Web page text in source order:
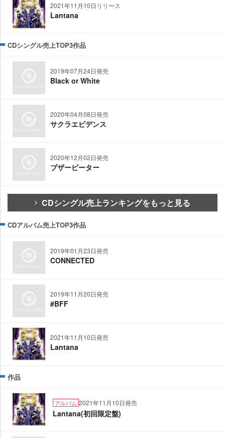
2021年11月10日リリース
Lantana
CDシングル売上TOP3作品
2019年07月24日発売
Black or White
2020年04月08日発売
サクラエビデンス
2020年12月02日発売
ブザービーター
CDシングル売上ランキングをもっと見る
CDアルバム売上TOP3作品
2019年01月23日発売
CONNECTED
2019年11月20日発売
#BFF
2021年11月10日発売
Lantana
作品
アルバム 2021年11月10日発売
Lantana(初回限定盤)